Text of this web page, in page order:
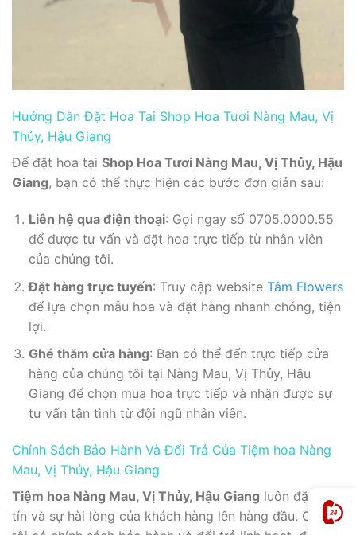
Hướng Dẫn Đặt Hoa Tại Shop Hoa Tươi Nàng Mau, Vị
Thủy, Hậu Giang
Để đặt hoa tại Shop Hoa Tươi Nàng Mau, Vị Thủy, Hậu
Giang, bạn có thể thực hiện các bước đơn giản sau:
Liên hệ qua điện thoại: Gọi ngay số 0705.0000.55
để được tư vấn và đặt hoa trực tiếp từ nhân viên
của chúng tôi.
Đặt hàng trực tuyến: Truy cập website Tâm Flowers
để lựa chọn mẫu hoa và đặt hàng nhanh chóng, tiện
lợi.
Ghé thăm cửa hàng: Bạn có thể đến trực tiếp cửa
hàng của chúng tôi tại Nàng Mau, Vị Thủy, Hậu
Giang để chọn mua hoa trực tiếp và nhận được sự
tư vấn tận tình từ đội ngũ nhân viên.
Chính Sách Bảo Hành Và Đổi Trả Của Tiệm hoa Nàng
Mau, Vị Thủy, Hậu Giang
Tiệm hoa Nàng Mau, Vị Thủy, Hậu Giang luôn đặt uy
tín và sự hài lòng của khách hàng lên hàng đầu. Chúng